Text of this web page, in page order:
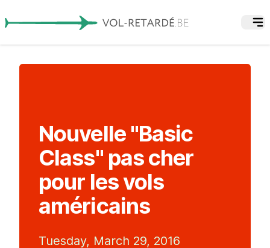
Nouvelle "Basic
Class" pas cher
pour les vols
américains
Tuesday, March 29, 2016